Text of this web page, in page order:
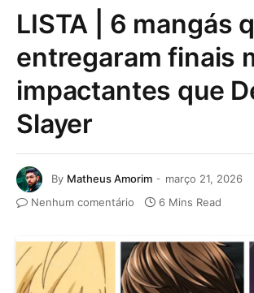
LISTA | 6 mangás
entregaram finais
impactantes que
Slayer
By Matheus Amorim
março 21, 2026
Nenhum comentário
6 Mins Read